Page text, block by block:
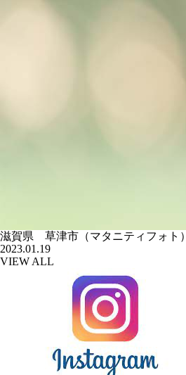
滋賀県 草津市（マタニティフォト）
2023.01.19
VIEW ALL